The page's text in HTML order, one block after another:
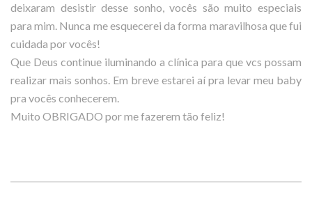
deixaram desistir desse sonho, vocês são muito especiais
para mim. Nunca me esquecerei da forma maravilhosa que fui
cuidada por vocês!
Que Deus continue iluminando a clínica para que vcs possam
realizar mais sonhos. Em breve estarei aí pra levar meu baby
pra vocês conhecerem.
Muito OBRIGADO por me fazerem tão feliz!